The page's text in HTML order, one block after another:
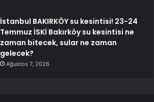
İstanbul BAKIRKÖY su kesintisi! 23-24
Temmuz İSKİ Bakırköy su kesintisi ne
zaman bitecek, sular ne zaman
gelecek?
Ağustos 7, 2026